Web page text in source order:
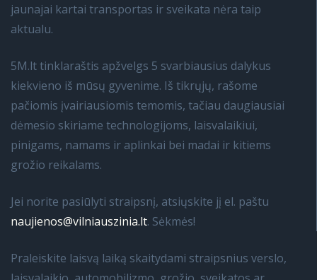
jaunajai kartai transportas ir sveikata nėra taip
aktualu.
5M.lt tinklaraštis apžvelgs 5 svarbiausius dalykus
kiekvieno iš mūsų gyvenime. Iš tikrųjų, rašome
pačiomis įvairiausiomis temomis, tačiau daugiausiai
dėmesio skiriame technologijoms, laisvalaikiui,
pinigams, namams ir aplinkai bei madai ir kitiems
grožio reikalams.
Jei norite pasiūlyti straipsnį, atsiųskite jį el. paštu
naujienos@vilniauszinia.lt. Sėkmės!
Praleiskite laisvą laiką skaitydami straipsnius verslo,